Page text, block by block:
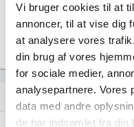
Vi bruger cookies til at
annoncer, til at vise dig
at analysere vores
din brug af vores
for sociale medier,
analysepartnere. Vores
data med andre
de har indsamlet fra din
hourglass_empty Historisk udvikling